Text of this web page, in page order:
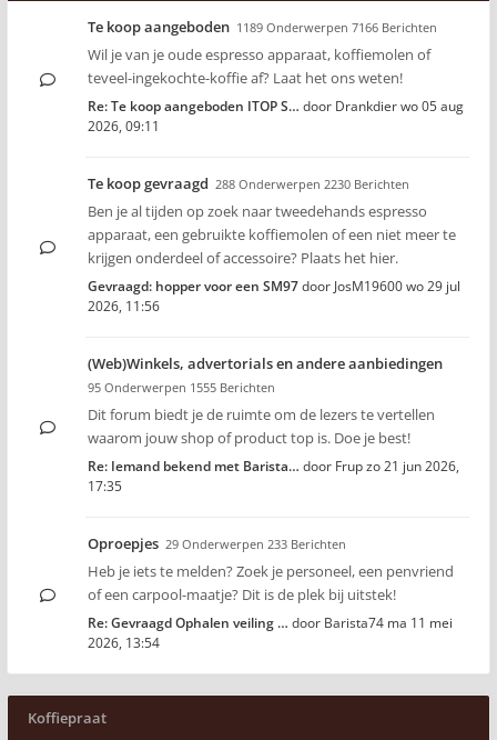
Te koop aangeboden 1189 Onderwerpen 7166 Berichten
Wil je van je oude espresso apparaat, koffiemolen of
teveel-ingekochte-koffie af? Laat het ons weten!
Re: Te koop aangeboden ITOP S… door Drankdierwo 05 aug
2026, 09:11
Te koop gevraagd 288 Onderwerpen 2230 Berichten
Ben je al tijden op zoek naar tweedehands espresso
apparaat, een gebruikte koffiemolen of een niet meer te
krijgen onderdeel of accessoire? Plaats het hier.
Gevraagd: hopper voor een SM97door JosM19600wo 29 jul
2026, 11:56
(Web)Winkels, advertorials en andere aanbiedingen
95 Onderwerpen 1555 Berichten
Dit forum biedt je de ruimte om de lezers te vertellen
waarom jouw shop of product top is. Doe je best!
Re: Iemand bekend met Barista… door Frupzo 21 jun 2026,
17:35
Oproepjes 29 Onderwerpen 233 Berichten
Heb je iets te melden? Zoek je personeel, een penvriend
of een carpool-maatje? Dit is de plek bij uitstek!
Re: Gevraagd Ophalen veiling … door Barista74 ma 11 mei
2026, 13:54
Koffiepraat